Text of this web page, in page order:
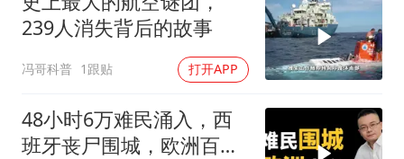
239人消失背后的故事
冯哥科普 1跟贴 打开APP
48小时6万难民涌入，西
班牙丧尸围城，欧洲百年